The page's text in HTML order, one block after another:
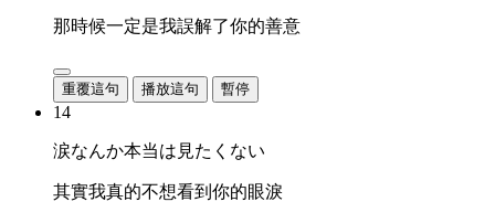
那時候一定是我誤解了你的善意
重覆這句 播放這句 暫停
14
涙なんか本当は見たくない
其實我真的不想看到你的眼淚